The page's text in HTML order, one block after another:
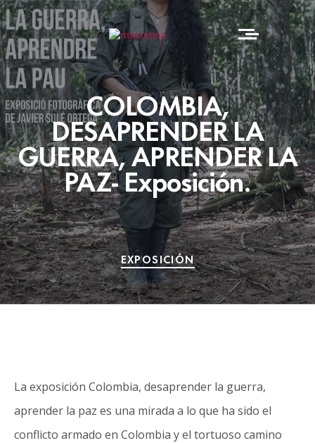
COLOMBIA,
DESAPRENDER LA
GUERRA, APRENDER LA
PAZ- Exposición.
EXPOSICIÓN
La exposición Colombia, desaprender la guerra,
aprender la paz es una mirada a lo que ha sido el
conflicto armado en Colombia y el tortuoso camino